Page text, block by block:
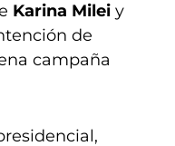
Karina Milei y
de
campaña